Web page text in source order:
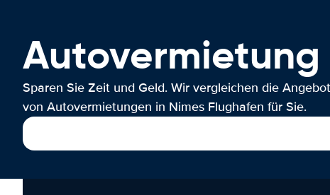
Autovermietung
Sparen Sie Zeit und Geld. Wir vergleichen die
von Autovermietungen in Nimes Flughafen für Sie.